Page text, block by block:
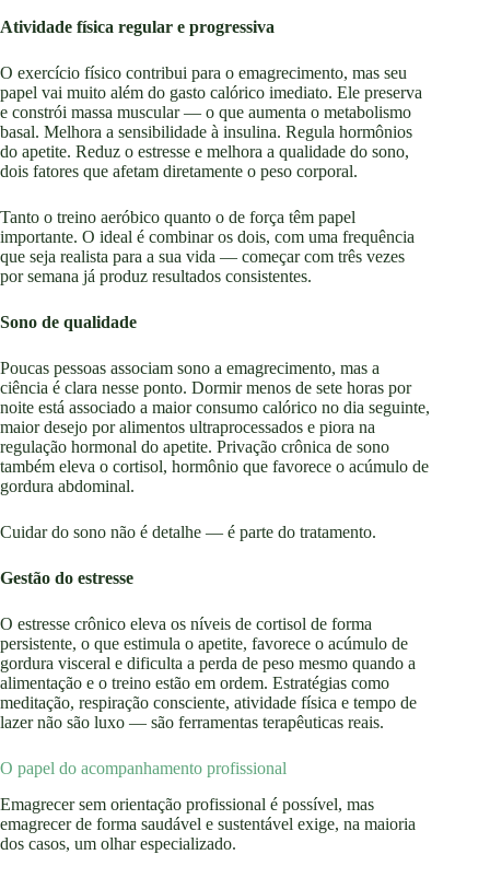
Atividade física regular e progressiva
O exercício físico contribui para o emagrecimento, mas seu
papel vai muito além do gasto calórico imediato. Ele preserva
e constrói massa muscular — o que aumenta o metabolismo
basal. Melhora a sensibilidade à insulina. Regula hormônios
do apetite. Reduz o estresse e melhora a qualidade do sono,
dois fatores que afetam diretamente o peso corporal.
Tanto o treino aeróbico quanto o de força têm papel
importante. O ideal é combinar os dois, com uma frequência
que seja realista para a sua vida — começar com três vezes
por semana já produz resultados consistentes.
Sono de qualidade
Poucas pessoas associam sono a emagrecimento, mas a
ciência é clara nesse ponto. Dormir menos de sete horas por
noite está associado a maior consumo calórico no dia seguinte,
maior desejo por alimentos ultraprocessados e piora na
regulação hormonal do apetite. Privação crônica de sono
também eleva o cortisol, hormônio que favorece o acúmulo de
gordura abdominal.
Cuidar do sono não é detalhe — é parte do tratamento.
Gestão do estresse
O estresse crônico eleva os níveis de cortisol de forma
persistente, o que estimula o apetite, favorece o acúmulo de
gordura visceral e dificulta a perda de peso mesmo quando a
alimentação e o treino estão em ordem. Estratégias como
meditação, respiração consciente, atividade física e tempo de
lazer não são luxo — são ferramentas terapêuticas reais.
O papel do acompanhamento profissional
Emagrecer sem orientação profissional é possível, mas
emagrecer de forma saudável e sustentável exige, na maioria
dos casos, um olhar especializado.